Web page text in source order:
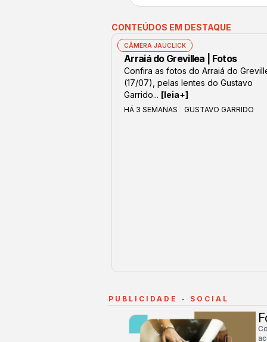
CONTEÚDOS EM DESTAQUE
CÂMERA JAUCLICK
Arraiá do Grevillea | Fotos
Confira as fotos do Arraiá do
(17/07), pelas lentes do Gustavo
Garrido... [leia+]
HÁ 3 SEMANAS GUSTAVO GARRIDO
PUBLICIDADE - SOCIAL